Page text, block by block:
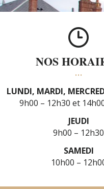
NOS
LUNDI, MARDI,
9h00 – 12h30
JEUDI
9h00 – 12h30
SAMEDI
10h00 –